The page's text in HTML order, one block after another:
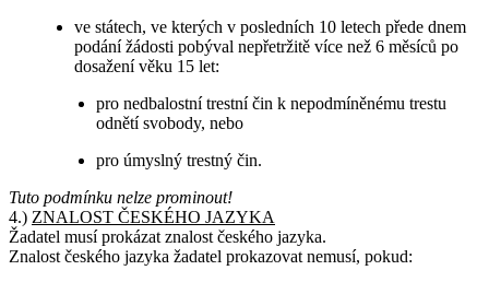
ve státech, ve kterých v posledních 10 letech přede dnem
podání žádosti pobýval nepřetržitě více než 6 měsíců po
dosažení věku 15 let:
pro nedbalostní trestní čin k nepodmíněnému trestu
odnětí svobody, nebo
pro úmyslný trestný čin.
Tuto podmínku nelze prominout!
4.) ZNALOST ČESKÉHO JAZYKA
Žadatel musí prokázat znalost českého jazyka.
Znalost českého jazyka žadatel prokazovat nemusí, pokud: